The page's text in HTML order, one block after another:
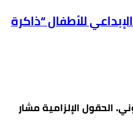
للأطفال “ذاكرة
الحقول الإلزامية مشار